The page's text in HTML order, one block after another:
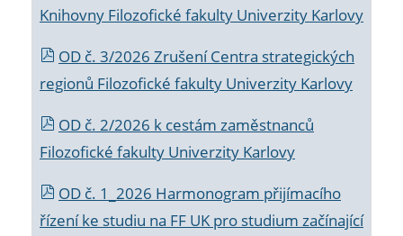
Knihovny Filozofické fakulty Univerzity Karlovy
OD č. 3/2026 Zrušení Centra strategických
regionů Filozofické fakulty Univerzity Karlovy
OD č. 2/2026 k cestám zaměstnanců
Filozofické fakulty Univerzity Karlovy
OD č. 1_2026 Harmonogram přijímacího
řízení ke studiu na FF UK pro studium začínající